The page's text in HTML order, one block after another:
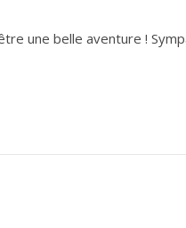
une belle aventure !